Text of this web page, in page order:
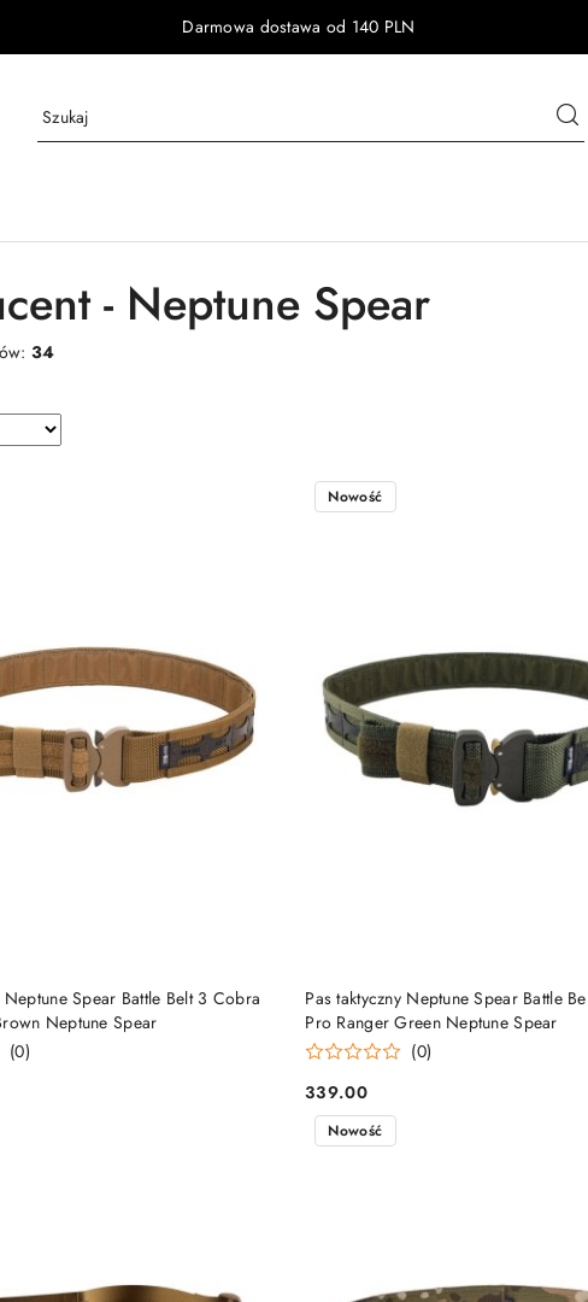
Darmowa dostawa od 140 PLN
- Neptune Spear
34
Neptune Spear Battle Belt 3 Cobra
Neptune Spear
(0)
DO KOSZYKA
Pas taktyczny Neptune Spear Battle
Pro Ranger Green Neptune Spear
(0)
Cena:
339.00
Nowość
DO KOSZYKA
Nowość